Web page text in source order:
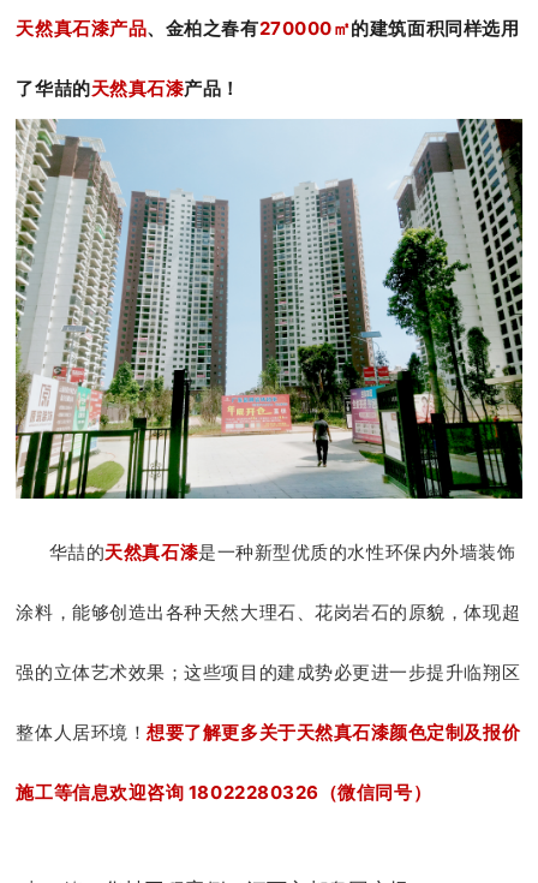
天然真石漆产品、金柏之春有270000㎡的建筑面积同样选用
了华喆的天然真石漆产品！
华喆的天然真石漆是一种新型优质的水性环保内外墙装饰
涂料，能够创造出各种天然大理石、花岗岩石的原貌，体现超
强的立体艺术效果；这些项目的建成势必更进一步提升临翔区
整体人居环境！想要了解更多关于天然真石漆颜色定制及报价
施工等信息欢迎咨询 18022280326（微信同号）